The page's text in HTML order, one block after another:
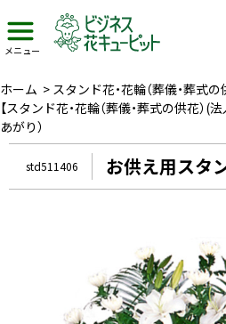
メニュー
ホーム > スタンド花・花輪（葬儀・葬式の
【スタンド花・花輪（葬儀・葬式の供花）(
あがり）
std511406 お供え用スタ